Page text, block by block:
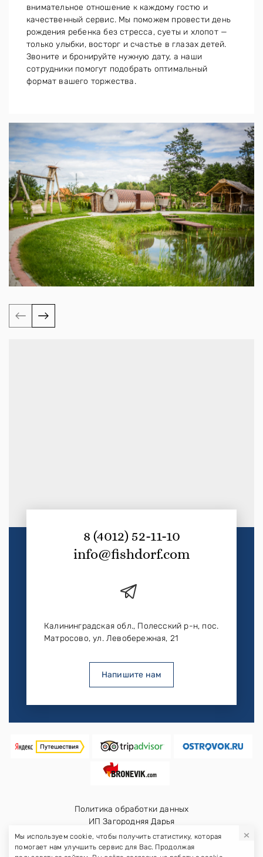
внимательное отношение к каждому гостю и
качественный сервис. Мы поможем провести день
рождения ребенка без стресса, суеты и хлопот —
только улыбки, восторг и счастье в глазах детей.
Звоните и бронируйте нужную дату, а наши
сотрудники помогут подобрать оптимальный
формат вашего торжества.
8 (4012) 52-11-10
info@fishdorf.com
Калининградская обл., Полесский р-н, пос.
Матросово, ул. Левобережная, 21
Напишите нам
Политика обработки данных
ИП Загородняя Дарья
ИНН: 390000501806
Мы используем cookie, чтобы получить статистику, которая
помогает нам улучшить сервис для Вас. Продолжая
×